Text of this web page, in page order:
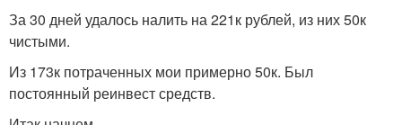
За 30 дней удалось налить на 221к рублей, из них 50к
чистыми.
Из 173к потраченных мои примерно 50к. Был
постоянный реинвест средств.